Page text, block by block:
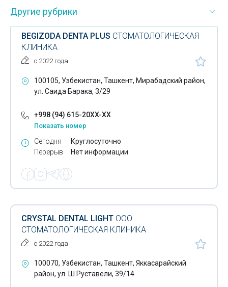
Стоматологические клиники
Круглосуточная стоматология
Протезирование зубов металлокерамическими
коронками
Протезирование зубов циркониевыми коронками
Виниры на зубы
Герметизация фиссур
Зубосохраняющие операции
Профессиональная чистка зубов
Ультразвуковая чистка зубов
Чистка зубов
Другие рубрики
BEGIZODA DENTA PLUS СТОМАТОЛОГИЧЕСКАЯ
КЛИНИКА
с 2022 года
100105, Узбекистан, Ташкент, Мирабадский район,
ул. Саида Барака, 3/29
+998 (94) 615-20XX-XX
Показать номер
Сегодня
Перерыв
Круглосуточно
Нет информации
CRYSTAL DENTAL LIGHT ООО
СТОМАТОЛОГИЧЕСКАЯ КЛИНИКА
с 2022 года
100070, Узбекистан, Ташкент, Яккасарайский
район, ул. Ш.Руставели, 39/14